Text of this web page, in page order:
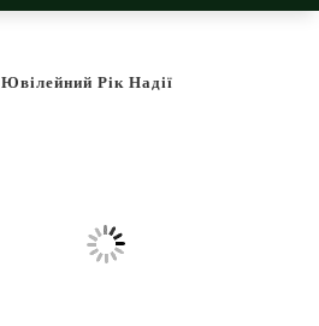
Ювілейний Рік Надії